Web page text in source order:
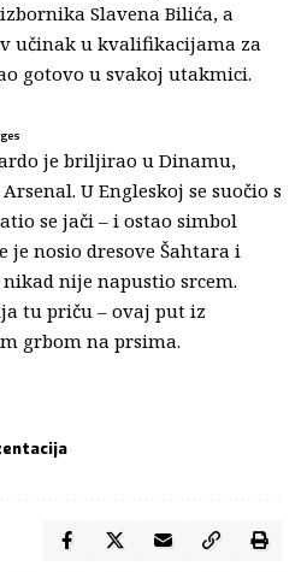
Slavena Bilića, a
učinak u kvalifikacijama za
gotovo u svakoj utakmici.
je briljirao u Dinamu,
U Engleskoj se suočio s
se jači – i ostao simbol
je nosio dresove Šahtara i
nije napustio srcem.
tu priču – ovaj put iz
grbom na prsima.